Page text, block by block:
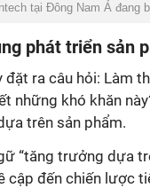
tại Đông Nam Á đang
phát triển sản
đặt ra câu hỏi: Làm
những khó khăn
trên sản phẩm.
“tăng trưởng dựa
cập đến chiến lược